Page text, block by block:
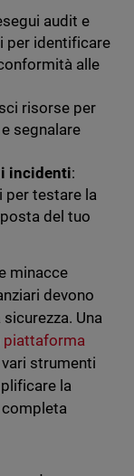
audit e
per identificare
alle
risorse per
segnalare
incidenti:
per testare la
del tuo
minacce
devono
Una
piattaforma
strumenti
la
completa